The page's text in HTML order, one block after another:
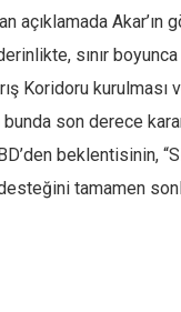
açıklamada Akar’ın
sınır
Koridoru
son derece
beklentisinin,
tamamen